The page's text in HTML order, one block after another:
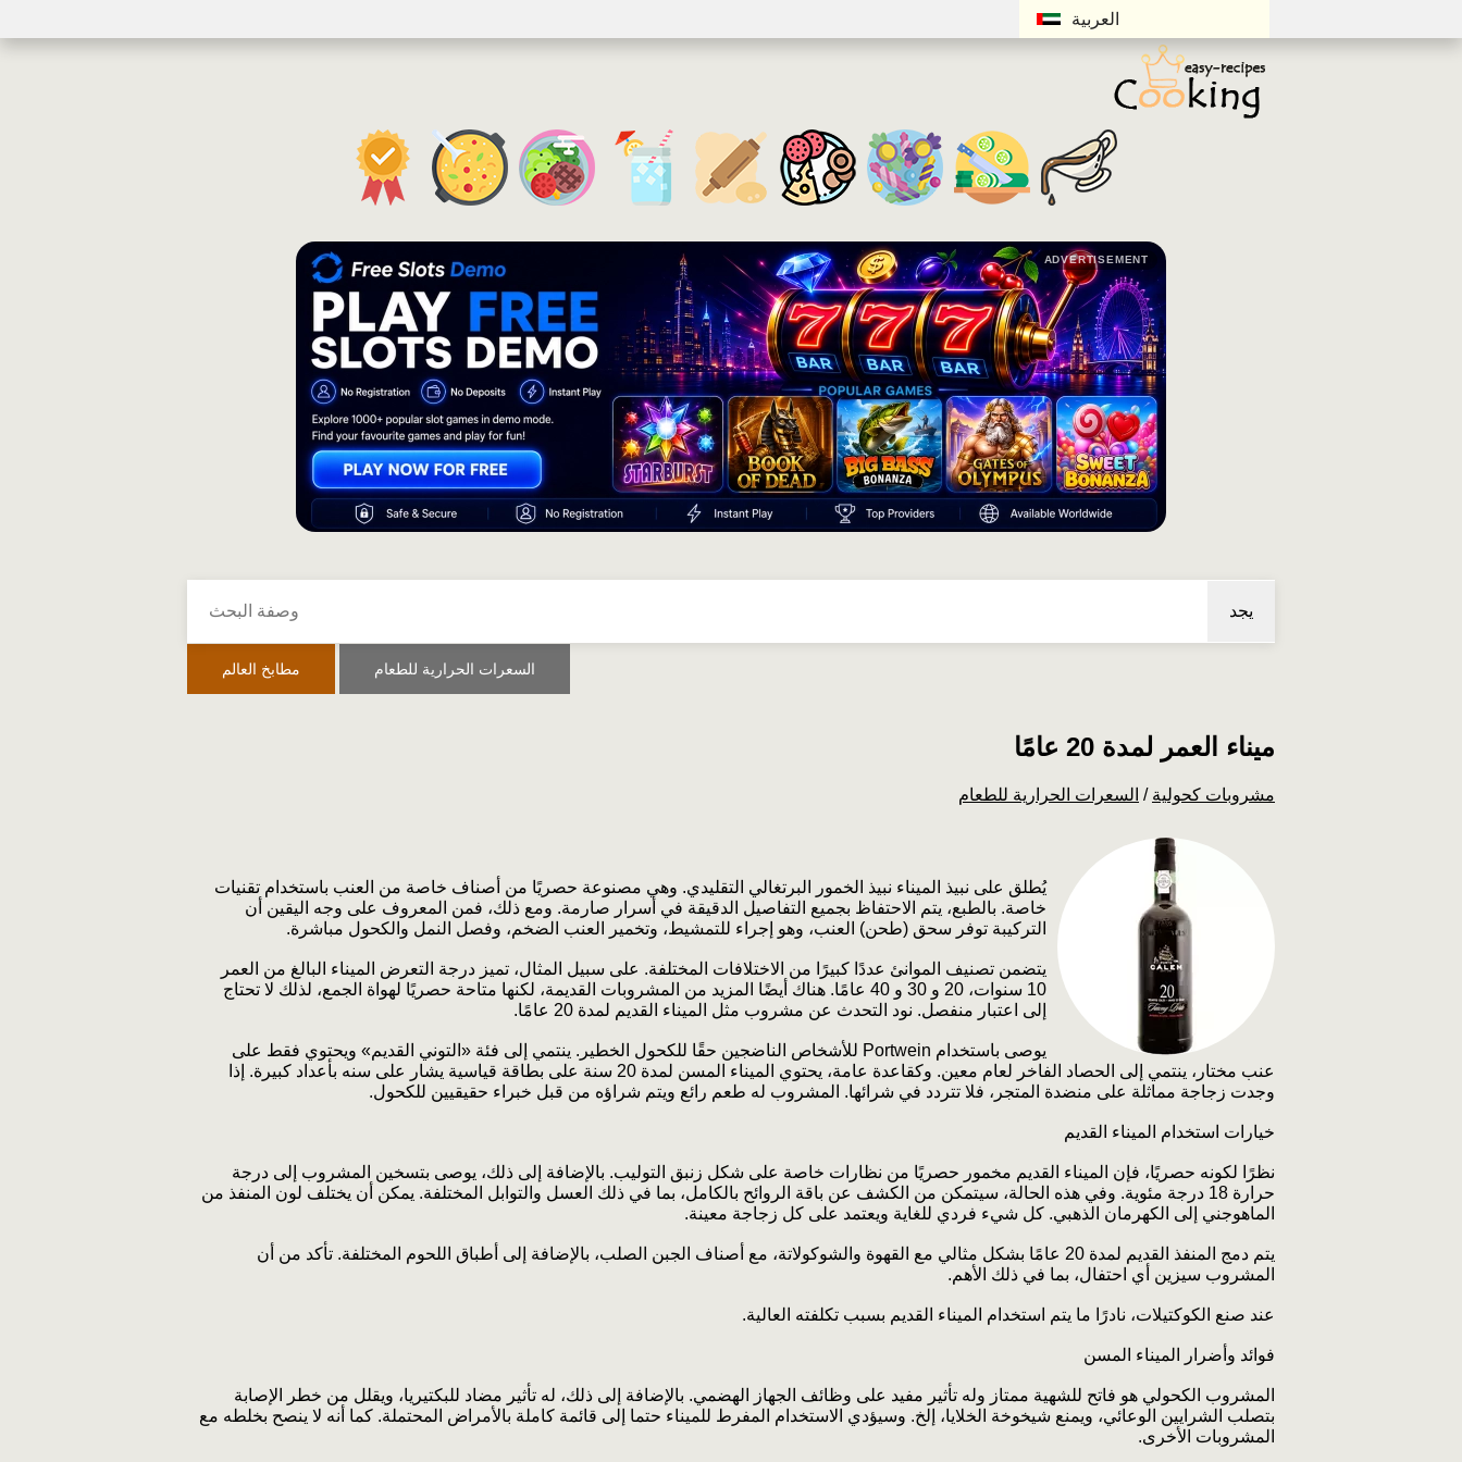
العربية
ADVERTISEMENT
يجد
مطابخ العالم السعرات الحرارية للطعام
ميناء العمر لمدة 20 عامًا
السعرات الحرارية للطعام / مشروبات كحولية
يُطلق على نبيذ الميناء نبيذ الخمور البرتغالي التقليدي. وهي مصنوعة حصريًا من أصناف خاصة من العنب باستخدام تقنيات
خاصة. بالطبع، يتم الاحتفاظ بجميع التفاصيل الدقيقة في أسرار صارمة. ومع ذلك، فمن المعروف على وجه اليقين أن
التركيبة توفر سحق (طحن) العنب، وهو إجراء للتمشيط، وتخمير العنب الضخم، وفصل النمل والكحول مباشرة.
يتضمن تصنيف الموانئ عددًا كبيرًا من الاختلافات المختلفة. على سبيل المثال، تميز درجة التعرض الميناء البالغ من العمر
10 سنوات، 20 و 30 و 40 عامًا. هناك أيضًا المزيد من المشروبات القديمة، لكنها متاحة حصريًا لهواة الجمع، لذلك لا تحتاج
إلى اعتبار منفصل. نود التحدث عن مشروب مثل الميناء القديم لمدة 20 عامًا.
يوصى باستخدام Portwein للأشخاص الناضجين حقًا للكحول الخطير. ينتمي إلى فئة «التوني القديم» ويحتوي فقط على
عنب مختار، ينتمي إلى الحصاد الفاخر لعام معين. وكقاعدة عامة، يحتوي الميناء المسن لمدة 20 سنة على بطاقة قياسية يشار على سنه بأعداد كبيرة. إذا
وجدت زجاجة مماثلة على منضدة المتجر، فلا تتردد في شرائها. المشروب له طعم رائع ويتم شراؤه من قبل خبراء حقيقيين للكحول.
خيارات استخدام الميناء القديم
نظرًا لكونه حصريًا، فإن الميناء القديم مخمور حصريًا من نظارات خاصة على شكل زنبق التوليب. بالإضافة إلى ذلك، يوصى بتسخين المشروب إلى درجة
حرارة 18 درجة مئوية. وفي هذه الحالة، سيتمكن من الكشف عن باقة الروائح بالكامل، بما في ذلك العسل والتوابل المختلفة. يمكن أن يختلف لون المنفذ من
الماهوجني إلى الكهرمان الذهبي. كل شيء فردي للغاية ويعتمد على كل زجاجة معينة.
يتم دمج المنفذ القديم لمدة 20 عامًا بشكل مثالي مع القهوة والشوكولاتة، مع أصناف الجبن الصلب، بالإضافة إلى أطباق اللحوم المختلفة. تأكد من أن
المشروب سيزين أي احتفال، بما في ذلك الأهم.
عند صنع الكوكتيلات، نادرًا ما يتم استخدام الميناء القديم بسبب تكلفته العالية.
فوائد وأضرار الميناء المسن
المشروب الكحولي هو فاتح للشهية ممتاز وله تأثير مفيد على وظائف الجهاز الهضمي. بالإضافة إلى ذلك، له تأثير مضاد للبكتيريا، ويقلل من خطر الإصابة
بتصلب الشرايين الوعائي، ويمنع شيخوخة الخلايا، إلخ. وسيؤدي الاستخدام المفرط للميناء حتما إلى قائمة كاملة بالأمراض المحتملة. كما أنه لا ينصح بخلطه مع
المشروبات الأخرى.